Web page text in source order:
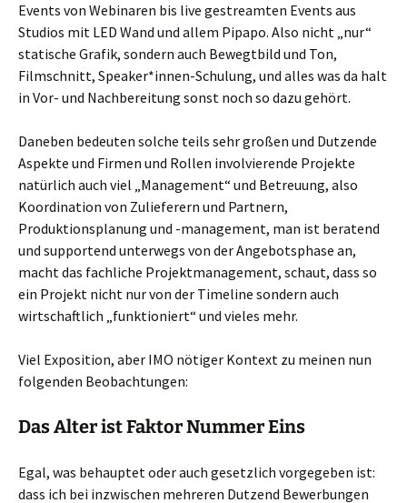
Events von Webinaren bis live gestreamten Events aus
Studios mit LED Wand und allem Pipapo. Also nicht „nur“
statische Grafik, sondern auch Bewegtbild und Ton,
Filmschnitt, Speaker*innen-Schulung, und alles was da halt
in Vor- und Nachbereitung sonst noch so dazu gehört.
Daneben bedeuten solche teils sehr großen und Dutzende
Aspekte und Firmen und Rollen involvierende Projekte
natürlich auch viel „Management“ und Betreuung, also
Koordination von Zulieferern und Partnern,
Produktionsplanung und -management, man ist beratend
und supportend unterwegs von der Angebotsphase an,
macht das fachliche Projektmanagement, schaut, dass so
ein Projekt nicht nur von der Timeline sondern auch
wirtschaftlich „funktioniert“ und vieles mehr.
Viel Exposition, aber IMO nötiger Kontext zu meinen nun
folgenden Beobachtungen:
Das Alter ist Faktor Nummer Eins
Egal, was behauptet oder auch gesetzlich vorgegeben ist:
dass ich bei inzwischen mehreren Dutzend Bewerbungen